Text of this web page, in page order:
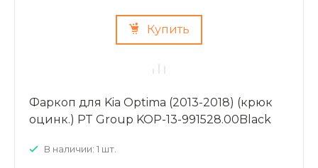
Купить
Фаркоп для Kia Optima (2013-2018) (крюк
оцинк.) PT Group KOP-13-991528.00Black
В наличии: 1 шт.